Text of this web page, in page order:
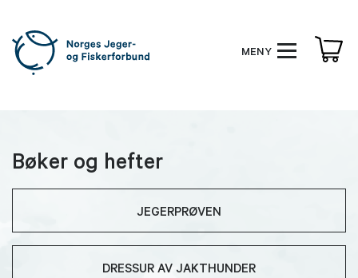
MENY
Bøker og hefter
JEGERPRØVEN
DRESSUR AV JAKTHUNDER